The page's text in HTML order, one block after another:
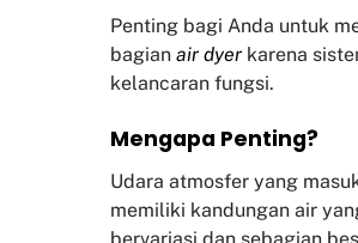
Penting bagi Anda untuk
bagian air dyer karena
kelancaran fungsi.
Mengapa Penting?
Udara atmosfer yang
memiliki kandungan air